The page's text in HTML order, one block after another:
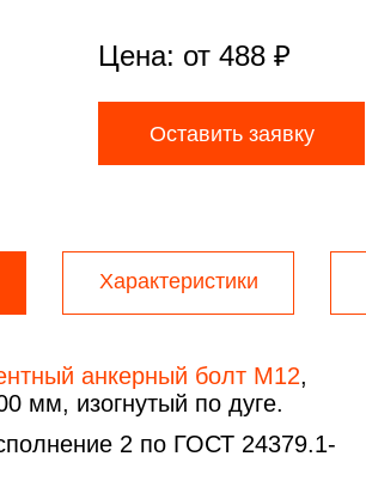
Цена: от 488 ₽
Оставить заявку
Характеристики
анкерный болт М12,
мм, изогнутый по дуге.
2 по ГОСТ 24379.1-